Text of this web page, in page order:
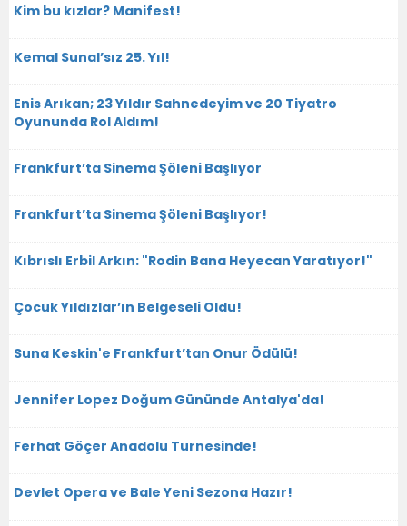
Kim bu kızlar? Manifest!
Kemal Sunal’sız 25. Yıl!
Enis Arıkan; 23 Yıldır Sahnedeyim ve 20 Tiyatro
Oyununda Rol Aldım!
Frankfurt’ta Sinema Şöleni Başlıyor
Frankfurt’ta Sinema Şöleni Başlıyor!
Kıbrıslı Erbil Arkın: "Rodin Bana Heyecan Yaratıyor!"
Çocuk Yıldızlar’ın Belgeseli Oldu!
Suna Keskin'e Frankfurt’tan Onur Ödülü!
Jennifer Lopez Doğum Gününde Antalya'da!
Ferhat Göçer Anadolu Turnesinde!
Devlet Opera ve Bale Yeni Sezona Hazır!